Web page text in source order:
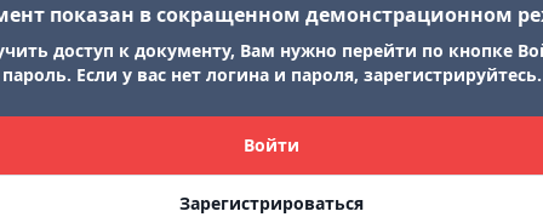
показан в сокращенном демонстрационном
доступ к документу, Вам нужно перейти по кнопке
пароль. Если у вас нет логина и пароля, зарегистрируйтесь.
Войти
Зарегистрироваться